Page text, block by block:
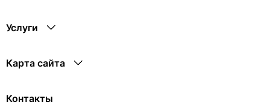
Услуги
Карта сайта
Контакты